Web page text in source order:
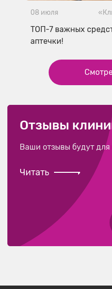
08 июля
ТОП-7 важных
аптечки!
Отзывы
Ваши отзывы будут
Читать